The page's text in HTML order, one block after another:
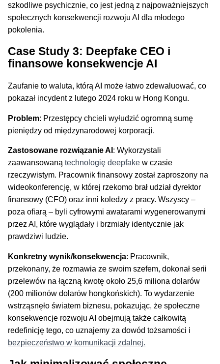
szkodliwe psychicznie, co jest jedną z najpoważniejszych
społecznych konsekwencji rozwoju AI dla młodego
pokolenia.
Case Study 3: Deepfake CEO i
finansowe konsekwencje AI
Zaufanie to waluta, którą AI może łatwo zdewaluować, co
pokazał incydent z lutego 2024 roku w Hong Kongu.
Problem: Przestępcy chcieli wyłudzić ogromną sumę
pieniędzy od międzynarodowej korporacji.
Zastosowane rozwiązanie AI : Wykorzystali
zaawansowanątechnologię deepfake w czasie
rzeczywistym. Pracownik finansowy został zaproszony na
wideokonferencję, w której rzekomo brał udział dyrektor
finansowy (CFO) oraz inni koledzy z pracy. Wszyscy –
poza ofiarą – byli cyfrowymi awatarami wygenerowanymi
przez AI, które wyglądały i brzmiały identycznie jak
prawdziwi ludzie.
Konkretny wynik/konsekwencja: Pracownik,
przekonany, że rozmawia ze swoim szefem, dokonał serii
przelewów na łączną kwotę około 25,6 miliona dolarów
(200 milionów dolarów hongkońskich). To wydarzenie
wstrząsnęło światem biznesu, pokazując, że społeczne
konsekwencje rozwoju AI obejmują także całkowitą
redefinicję tego, co uznajemy za dowód tożsamości i
bezpieczeństwo w komunikacji zdalnej.